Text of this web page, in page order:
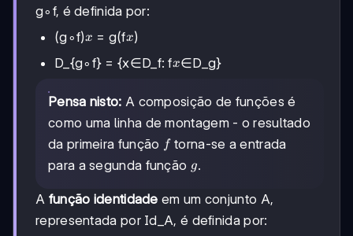
g∘f, é definida por:
(g∘f)x
x = g(fx
x)
D_{g∘f} = {x∈D_f: fx
x∈D_g}
Pensa nisto: A composição de funções é
como uma linha de montagem - o resultado
da primeira função fftorna-se a entrada
para a segunda função g
g.
A função identidade em um conjunto A,
representada por Id_A, é definida por: